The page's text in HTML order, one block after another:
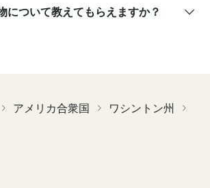
について教えてもらえますか？
アメリカ合衆国
ワシントン州